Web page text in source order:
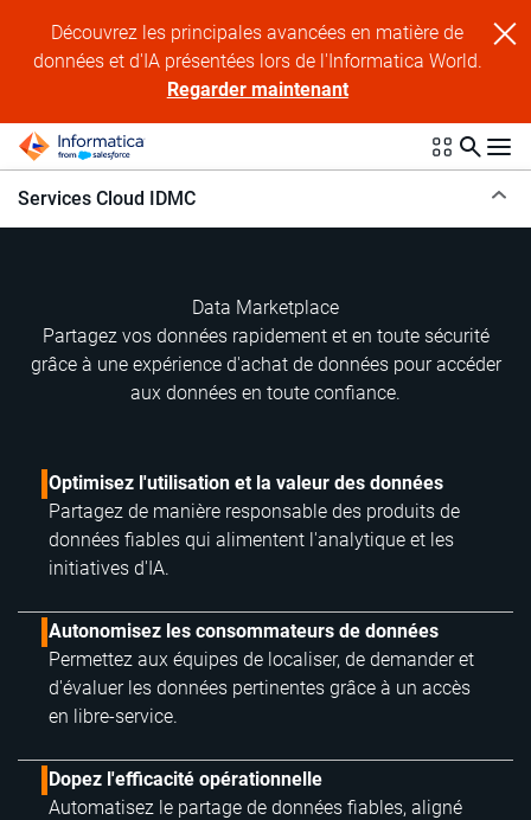
Découvrez les principales avancées en matière de
données et d'IA présentées lors de l'Informatica World.
Regarder maintenant
Services Cloud IDMC
Data Marketplace
Partagez vos données rapidement et en toute sécurité
grâce à une expérience d'achat de données pour accéder
aux données en toute confiance.
Optimisez l'utilisation et la valeur des données
Partagez de manière responsable des produits de
données fiables qui alimentent l'analytique et les
initiatives d'IA.
Autonomisez les consommateurs de données
Permettez aux équipes de localiser, de demander et
d'évaluer les données pertinentes grâce à un accès
en libre-service.
Dopez l'efficacité opérationnelle
Automatisez le partage de données fiables, aligné